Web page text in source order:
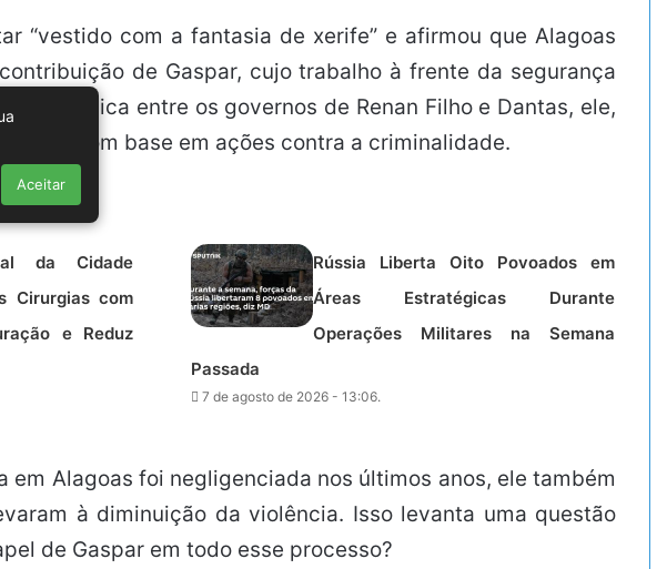
“vestido com a fantasia de xerife” e afirmou que Alagoas
de Gaspar, cujo trabalho à frente da segurança
pública entre os governos de Renan Filho e Dantas, ele,
com base em ações contra a criminalidade.
da Cidade
Cirurgias com
e Reduz
Rússia Liberta Oito Povoados em
Áreas Estratégicas Durante
Operações Militares na Semana
Passada
7 de agosto de 2026 - 13:06.
Alagoas foi negligenciada nos últimos anos, ele também
à diminuição da violência. Isso levanta uma questão
de Gaspar em todo esse processo?
Aceitar